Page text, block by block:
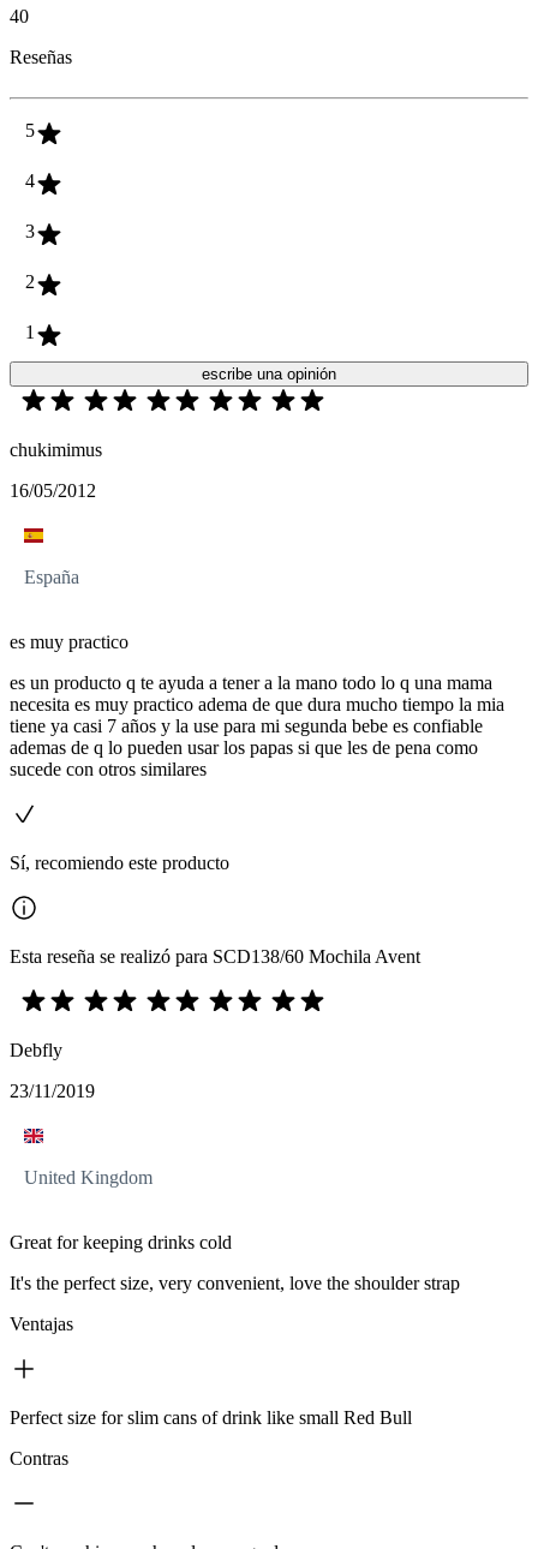
40
Reseñas
5
4
3
2
1
escribe una opinión
chukimimus
16/05/2012
España
es muy practico
es un producto q te ayuda a tener a la mano todo lo q una mama
necesita es muy practico adema de que dura mucho tiempo la mia
tiene ya casi 7 años y la use para mi segunda bebe es confiable
ademas de q lo pueden usar los papas si que les de pena como
sucede con otros similares
Sí, recomiendo este producto
Esta reseña se realizó para SCD138/60 Mochila Avent
Debfly
23/11/2019
United Kingdom
Great for keeping drinks cold
It's the perfect size, very convenient, love the shoulder strap
Ventajas
Perfect size for slim cans of drink like small Red Bull
Contras